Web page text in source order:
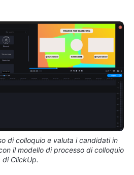
di colloquio e valuta i candidati in
il modello di processo di colloquio
di ClickUp.